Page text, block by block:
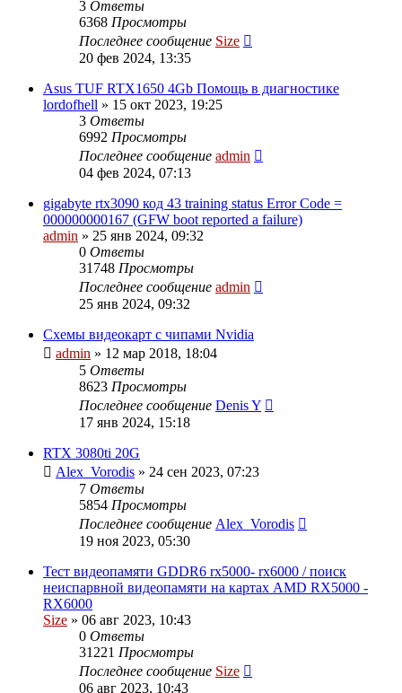
3 Ответы
6368 Просмотры
Последнее сообщение Size
20 фев 2024, 13:35
Asus TUF RTX1650 4Gb Помощь в диагностике
lordofhell » 15 окт 2023, 19:25
3 Ответы
6992 Просмотры
Последнее сообщение admin
04 фев 2024, 07:13
gigabyte rtx3090 код 43 training status Error Code =
000000000167 (GFW boot reported a failure)
admin » 25 янв 2024, 09:32
0 Ответы
31748 Просмотры
Последнее сообщение admin
25 янв 2024, 09:32
Схемы видеокарт с чипами Nvidia
admin » 12 мар 2018, 18:04
5 Ответы
8623 Просмотры
Последнее сообщение Denis Y
17 янв 2024, 15:18
RTX 3080ti 20G
Alex_Vorodis » 24 сен 2023, 07:23
7 Ответы
5854 Просмотры
Последнее сообщение Alex_Vorodis
19 ноя 2023, 05:30
Тест видеопамяти GDDR6 rx5000- rx6000 / поиск
неиспарвной видеопамяти на картах AMD RX5000 -
RX6000
Size » 06 авг 2023, 10:43
0 Ответы
31221 Просмотры
Последнее сообщение Size
06 авг 2023, 10:43